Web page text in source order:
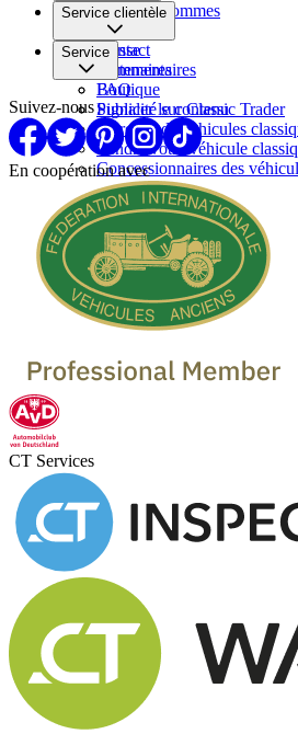
Qui nous sommes
Carrière
Presse
Partenaires
Service clientèle
Contact
Commentaires
FAQ
Signaler le contenu
Service
Boutique
Publicité sur Classic Trader
Marques de vehicules
Vendre votre véhicule
Concessionnaires des
Suivez-nous
En coopération avec
CT Services